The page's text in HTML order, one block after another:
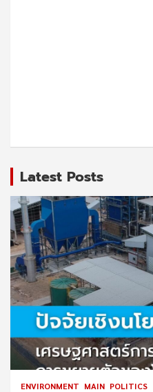
Latest Posts
ENVIRONMENT MAIN POLITICS